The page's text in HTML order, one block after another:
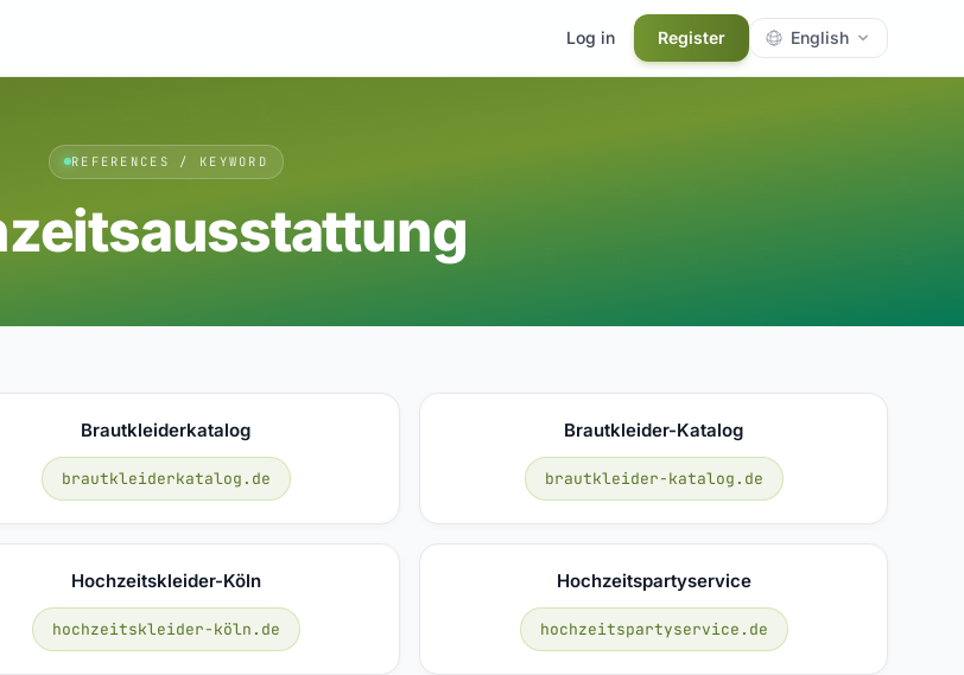
Log in Register English
REFERENCES / KEYWORD
Brautkleiderkatalog
brautkleiderkatalog.de
Brautkleider-Katalog
brautkleider-katalog.de
Hochzeitskleider-Köln
hochzeitskleider-köln.de
Hochzeitspartyservice
hochzeitspartyservice.de